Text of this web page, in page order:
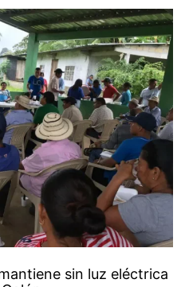
sin luz eléctrica